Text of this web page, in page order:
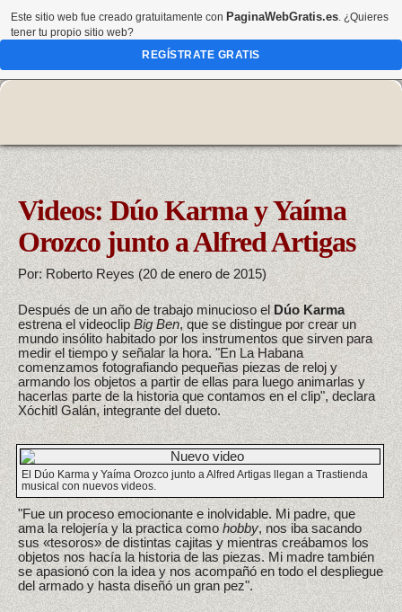
Videos: Dúo Karma y Yaíma
Orozco junto a Alfred Artigas
Por: Roberto Reyes (20 de enero de 2015)
Después de un año de trabajo minucioso el Dúo Karma
estrena el videoclipBig Ben, que se distingue por crear un
mundo insólito habitado por los instrumentos que sirven para
medir el tiempo y señalar la hora. "En La Habana
comenzamos fotografiando pequeñas piezas de reloj y
armando los objetos a partir de ellas para luego animarlas y
hacerlas parte de la historia que contamos en el clip", declara
Xóchitl Galán, integrante del dueto.
El Dúo Karma y Yaíma Orozco junto a Alfred Artigas llegan a Trastienda
musical con nuevos videos.
"Fue un proceso emocionante e inolvidable. Mi padre, que
ama la relojería y la practica comohobby, nos iba sacando
sus «tesoros» de distintas cajitas y mientras creábamos los
objetos nos hacía la historia de las piezas. Mi madre también
se apasionó con la idea y nos acompañó en todo el despliegue
del armado y hasta diseñó un gran pez".
Este sitio web fue creado gratuitamente con PaginaWebGratis.es. ¿Quieres
tener tu propio sitio web?
REGÍSTRATE GRATIS